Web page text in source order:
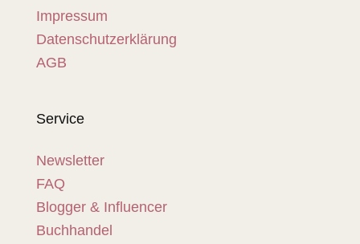
Impressum
Datenschutzerklärung
AGB
Service
Newsletter
FAQ
Blogger & Influencer
Buchhandel